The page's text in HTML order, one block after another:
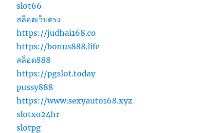
slot66
สล็อตเว็บตรง
https://judhai168.co
https://bonus888.life
สล็อต888
https://pgslot.today
pussy888
https://www.sexyauto168.xyz
slotxo24hr
slotpg